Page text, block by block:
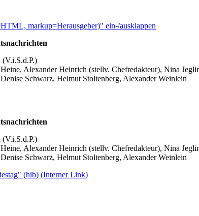
markup=Herausgeber)" ein-/ausklappen
Alexander Heinrich (stellv. Chefredakteur), Nina
Schwarz, Helmut Stoltenberg, Alexander Weinlein
Alexander Heinrich (stellv. Chefredakteur), Nina
Schwarz, Helmut Stoltenberg, Alexander Weinlein
(hib) (Interner Link)